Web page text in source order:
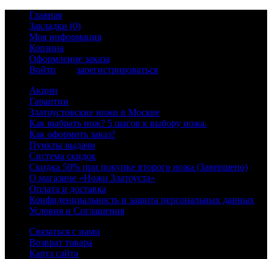
Главная
Закладки (0)
Моя информация
Корзина
Оформление заказа
Войти
зарегистрироваться
Акции
Гарантии
Златоустовские ножи в Москве
Как выбрать нож? 5 шагов к выбору ножа.
Как оформить заказ?
Пункты выдачи
Система скидок
Скидка 50% при покупке второго ножа (Завершено)
О магазине «Ножи Златоуста»
Оплата и доставка
Конфиденциальность и защита персональных данных
Условия и Соглашения
Связаться с нами
Возврат товара
Карта сайта